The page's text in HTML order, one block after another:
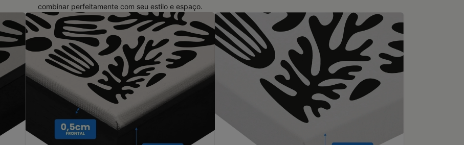
combinar perfeitamente com seu estilo e espaço.